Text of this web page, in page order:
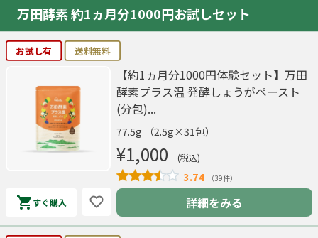
万田酵素 約1ヵ月分1000円お試しセット
お試し有 送料無料
【約1ヵ月分1000円体験セット】万田
酵素プラス温 発酵しょうがペースト
(分包)...
77.5g （2.5g×31包）
¥1,000 (税込)
3.74 （39件）
すぐ購入 詳細をみる